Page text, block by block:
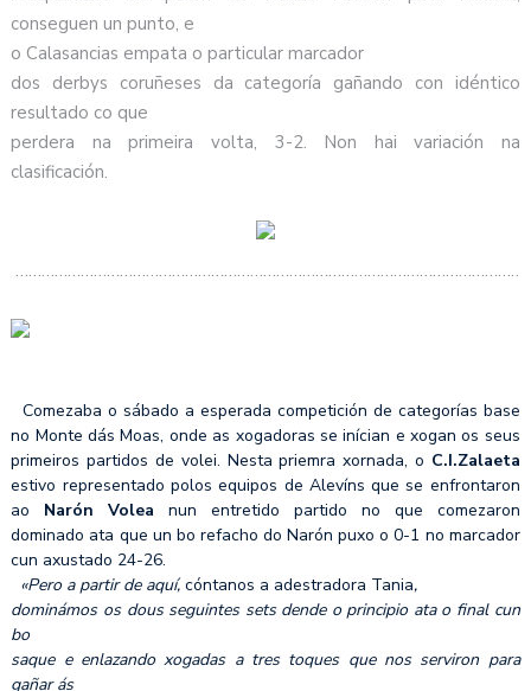
conseguen un punto, e
o Calasancias empata o particular marcador
dos derbys coruñeses da categoría gañando con idéntico
resultado co que
perdera na primeira volta, 3-2. Non hai variación na
clasificación.
Comezaba o sábado a esperada competición de categorías base
no Monte dás Moas, onde as xogadoras se inícian e xogan os seus
primeiros partidos de volei. Nesta priemra xornada, o C.I.Zalaeta
estivo representado polos equipos de Alevíns que se enfrontaron
ao Narón Volea nun entretido partido no que comezaron
dominado ata que un bo refacho do Narón puxo o 0-1 no marcador
cun axustado 24-26.
«Pero a partir de aquí,cóntanos a adestradora Tania,
dominámos os dous seguintes sets dende o principio ata o final cun
bo
saque e enlazando xogadas a tres toques que nos serviron para
gañar ás